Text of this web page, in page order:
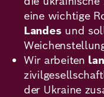
eine wichtige
Landes und
Wir arbeiten
der Ukraine